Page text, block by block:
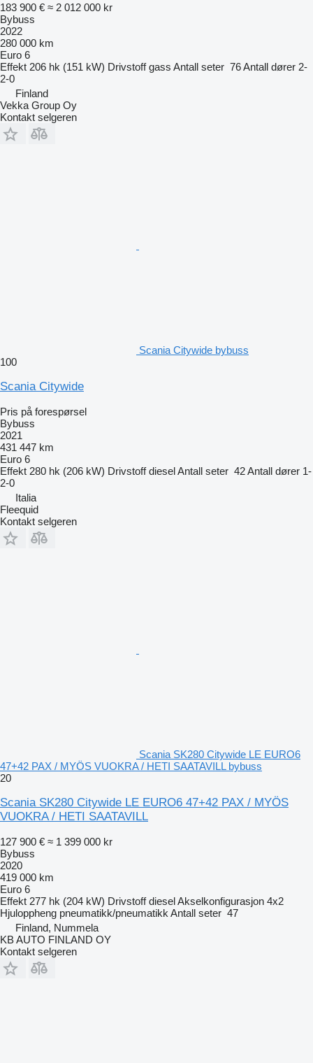
183 900 € ≈ 2 012 000 kr
Bybuss
2022
280 000 km
Euro 6
Effekt 206 hk (151 kW) Drivstoff gass Antall seter 76Antall dører 2-
2-0
Finland
Vekka Group Oy
Kontakt selgeren
Scania Citywide bybuss
100
Scania Citywide
Pris på forespørsel
Bybuss
2021
431 447 km
Euro 6
Effekt 280 hk (206 kW) Drivstoff dieselAntall seter 42Antall dører 1-
2-0
Italia
Fleequid
Kontakt selgeren
Scania SK280 Citywide LE EURO6
47+42 PAX / MYÖS VUOKRA / HETI SAATAVILL bybuss
20
Scania SK280 Citywide LE EURO6 47+42 PAX / MYÖS
VUOKRA / HETI SAATAVILL
127 900 € ≈ 1 399 000 kr
Bybuss
2020
419 000 km
Euro 6
Effekt 277 hk (204 kW) Drivstoff dieselAkselkonfigurasjon 4x2
Hjuloppheng pneumatikk/pneumatikk Antall seter 47
Finland, Nummela
KB AUTO FINLAND OY
Kontakt selgeren